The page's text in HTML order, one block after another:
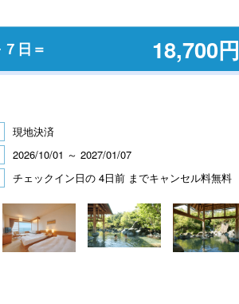
日＝ 18,700円
現地決済
2026/10/01 ～ 2027/01/07
チェックイン日の 4日前 までキャンセル料無料